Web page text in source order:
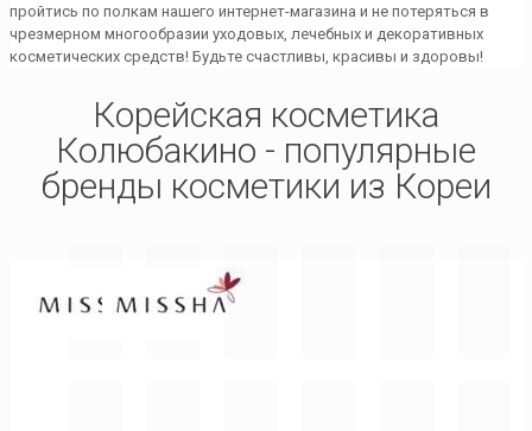
пройтись по полкам нашего интернет-магазина и не потеряться в
чрезмерном многообразии уходовых, лечебных и декоративных
косметических средств! Будьте счастливы, красивы и здоровы!
Корейская косметика
Колюбакино - популярные
бренды косметики из Кореи